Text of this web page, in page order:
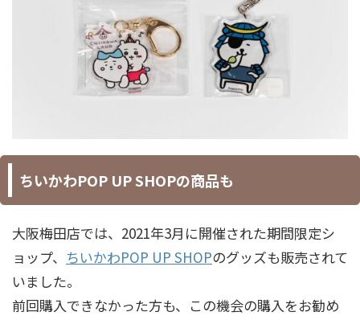
ちいかわPOP UP SHOPの商品も
大阪梅田店では、2021年3月に開催された期間限定シ
ョップ、 ちいかわPOP UP SHOPのグッズも販売されて
いました。
前回購入できなかった方も、この機会の購入をお勧め